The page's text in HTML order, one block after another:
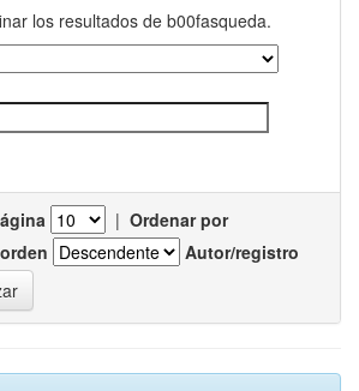
los resultados de b00fasqueda.
| Ordenar por
Autor/registro